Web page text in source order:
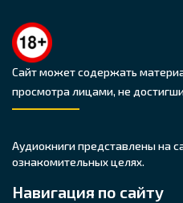
Сайт может содержать
просмотра лицами, не
Аудиокниги представлены на
ознакомительных целях.
Навигация по сайту